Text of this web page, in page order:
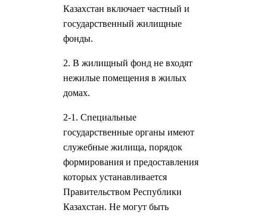
Казахстан включает частный и
государственный жилищные
фонды.
2. В жилищный фонд не входят
нежилые помещения в жилых
домах.
2-1. Специальные
государственные органы имеют
служебные жилища, порядок
формирования и предоставления
которых устанавливается
Правительством Республики
Казахстан. Не могут быть